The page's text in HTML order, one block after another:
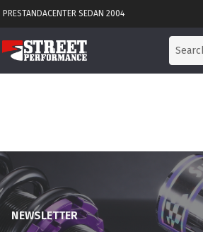
PRESTANDACENTER SEDAN 2004
NEWSLETTER